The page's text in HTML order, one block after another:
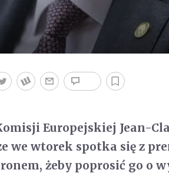
Europejskiej Jean-
we wtorek spotka się z
żeby poprosić go o